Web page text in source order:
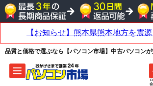
品質と価格で選ぶなら【パソコン市場】中古パソコンが